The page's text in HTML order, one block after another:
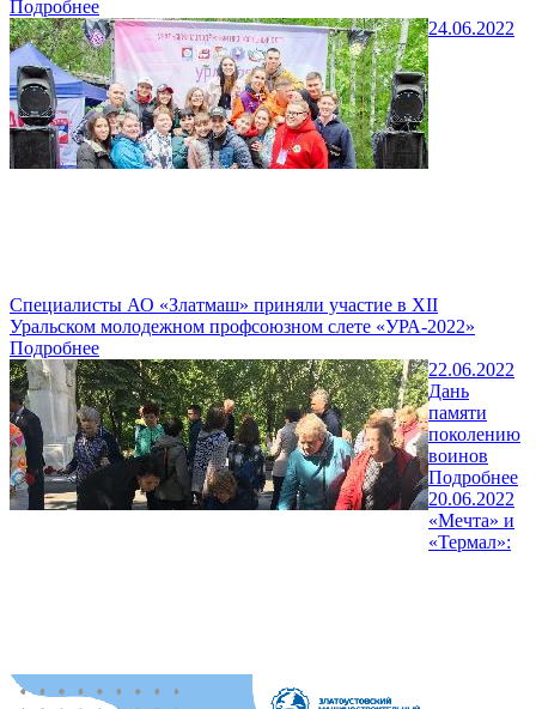
Подробнее
24.06.2022
Специалисты АО «Златмаш» приняли участие в XII
Уральском молодежном профсоюзном слете «УРА-2022»
Подробнее
22.06.2022
Дань
памяти
поколению
воинов
Подробнее
20.06.2022
«Мечта» и
«Термал»: